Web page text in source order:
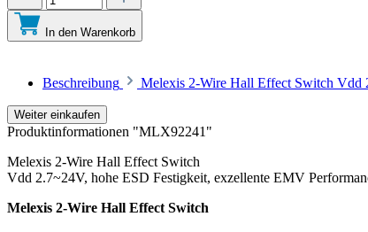
In den Warenkorb
Beschreibung Melexis 2-Wire Hall Effect Switch Vdd
Weiter einkaufen
Produktinformationen "MLX92241"
Melexis 2-Wire Hall Effect Switch
Vdd 2.7~24V, hohe ESD Festigkeit, exzellente EMV
Melexis 2-Wire Hall Effect Switch